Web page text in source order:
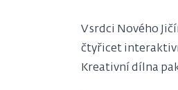
V srdci Nového
čtyřicet
Kreativní dílna